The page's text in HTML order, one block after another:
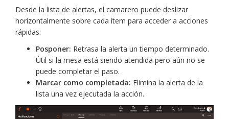
Desde la lista de alertas, el camarero puede deslizar
horizontalmente sobre cada ítem para acceder a acciones
rápidas:
Posponer: Retrasa la alerta un tiempo determinado.
Útil si la mesa está siendo atendida pero aún no se
puede completar el paso.
Marcar como completada: Elimina la alerta de la
lista una vez ejecutada la acción.